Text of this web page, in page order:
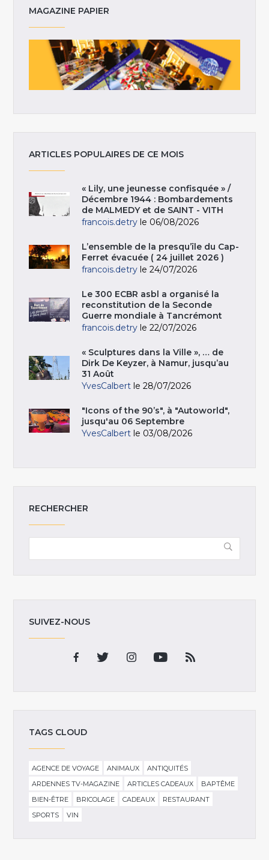
MAGAZINE PAPIER
ARTICLES POPULAIRES DE CE MOIS
« Lily, une jeunesse confisquée » /
Décembre 1944 : Bombardements
de MALMEDY et de SAINT - VITH
francois.detry le 06/08/2026
L’ensemble de la presqu’île du Cap-
Ferret évacuée ( 24 juillet 2026 )
francois.detry le 24/07/2026
Le 300 ECBR asbl a organisé la
reconstitution de la Seconde
Guerre mondiale à Tancrémont
francois.detry le 22/07/2026
« Sculptures dans la Ville », … de
Dirk De Keyzer, à Namur, jusqu’au
31 Août
YvesCalbert le 28/07/2026
"Icons of the 90’s", à "Autoworld",
jusqu'au 06 Septembre
YvesCalbert le 03/08/2026
RECHERCHER
SUIVEZ-NOUS
TAGS CLOUD
AGENCE DE VOYAGE ANIMAUX
ANTIQUITÉS
ARDENNES TV-MAGAZINE
ARTICLES CADEAUX
BAPTÊME
BIEN-ÊTRE
BRICOLAGE CADEAUX
RESTAURANT
SPORTS
VIN